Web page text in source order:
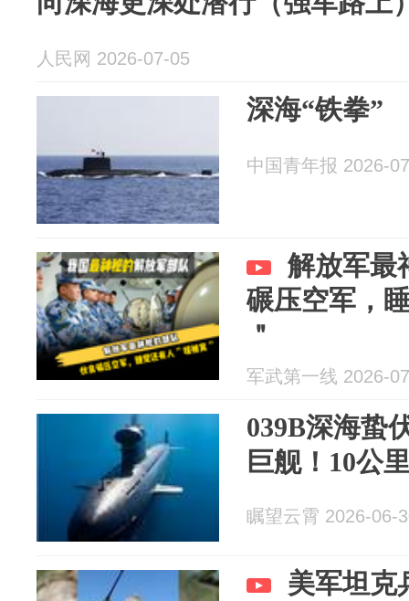
人民网 2026-07-05
深海“铁拳”
中国青年报 2026-
解放军最
碾压空军，
＂
军武第一线 2026-
039B深海蛰
巨舰！10公
瞩望云霄 2026-06-
美军坦克